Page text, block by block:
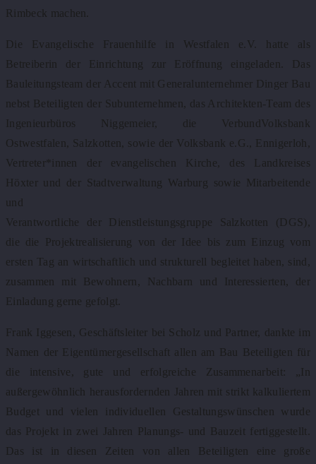
Rimbeck machen.
Die Evangelische Frauenhilfe in Westfalen e.V. hatte als
Betreiberin der Einrichtung zur Eröffnung eingeladen. Das
Bauleitungsteam der Accent mit Generalunternehmer Dinger Bau
nebst Beteiligten der Subunternehmen, das Architekten-Team des
Ingenieurbüros Niggemeier, die VerbundVolksbank
Ostwestfalen, Salzkotten, sowie der Volksbank e.G., Ennigerloh,
Vertreter*innen der evangelischen Kirche, des Landkreises
Höxter und der Stadtverwaltung Warburg sowie Mitarbeitende
und
Verantwortliche der Dienstleistungsgruppe Salzkotten (DGS),
die die Projektrealisierung von der Idee bis zum Einzug vom
ersten Tag an wirtschaftlich und strukturell begleitet haben, sind,
zusammen mit Bewohnern, Nachbarn und Interessierten, der
Einladung gerne gefolgt.
Frank Iggesen, Geschäftsleiter bei Scholz und Partner, dankte im
Namen der Eigentümergesellschaft allen am Bau Beteiligten für
die intensive, gute und erfolgreiche Zusammenarbeit: „In
außergewöhnlich herausfordernden Jahren mit strikt kalkuliertem
Budget und vielen individuellen Gestaltungswünschen wurde
das Projekt in zwei Jahren Planungs- und Bauzeit fertiggestellt.
Das ist in diesen Zeiten von allen Beteiligten eine große